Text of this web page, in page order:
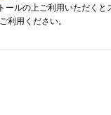
ルの上ご利用いただくと
利用ください。